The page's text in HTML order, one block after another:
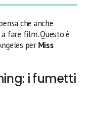
che anche
fare film. Questo è
per Miss
i fumetti